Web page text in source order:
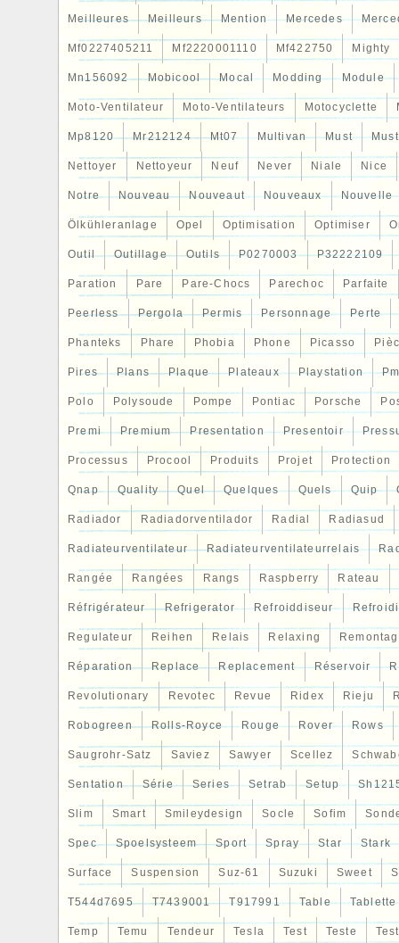
Meilleures Meilleurs Mention Mercedes
Mf0227405211 Mf2220001110 Mf422750 Mighty
Mn156092 Mobicool Mocal Modding Module
Moto-Ventilateur Moto-Ventilateurs Motocyclette
Mp8120 Mr212124 Mt07 Multivan Must
Nettoyer Nettoyeur Neuf Never Niale Nice
Notre Nouveau Nouveaut Nouveaux Nouvelle
Ölkühleranlage Opel Optimisation Optimiser
Outil Outillage Outils P0270003 P32222109
Paration Pare Pare-Chocs Parechoc Parfaite
Peerless Pergola Permis Personnage Perte
Phanteks Phare Phobia Phone Picasso
Pires Plans Plaque Plateaux Playstation
Polo Polysoude Pompe Pontiac Porsche
Premi Premium Presentation Presentoir
Processus Procool Produits Projet Protection
Qnap Quality Quel Quelques Quels Quip
Radiador Radiadorventilador Radial Radiasud
Radiateurventilateur Radiateurventilateurrelais
Rangée Rangées Rangs Raspberry Rateau
Réfrigérateur Refrigerator Refroiddiseur Refroidi
Regulateur Reihen Relais Relaxing
Réparation Replace Replacement Réservoir
Revolutionary Revotec Revue Ridex Rieju
Robogreen Rolls-Royce Rouge Rover Rows
Saugrohr-Satz Saviez Sawyer Scellez
Sentation Série Series Setrab Setup
Slim Smart Smileydesign Socle Sofim
Spec Spoelsysteem Sport Spray Star Stark
Surface Suspension Suz-61 Suzuki Sweet
T544d7695 T7439001 T917991 Table Tablette
Temp Temu Tendeur Tesla Test Teste